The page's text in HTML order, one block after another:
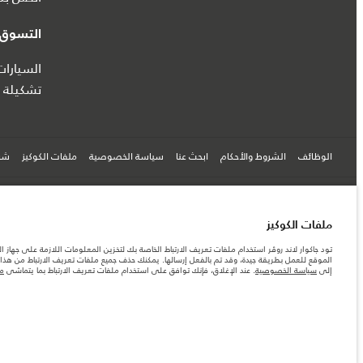
تشكيلة
الوظائف الشروط والأحكام ابحث عنا سياسة الخصوصية ملفات الكوكيز
مصر, أم تي أي أوتو موتيف
المعلومات والمواصفات والأسعار والألوان المذكورة على هذا الموقع قد تختلف من بلد إلى آخر،
الأرقام المقدمة هي نتيجة لاختبارات المصنع الرسمية وفقاً لتشريعات الاتحاد الأوروبي. قد
ملفات الكوكيز
تود جاكوار لاند روڤر استخدام ملفات تعريف الارتباط الخاصة بك لتخزين المعلومات اللازمة على
الموقع للعمل بطريقة جيدة، وقد تم بالفعل إرسالها. يمكنك حذف جميع ملفات تعريف الارتباط من
إلى سياسة الخصوصية. عند الإغلاق، فإنك توافق على استخدام ملفات تعريف الارتباط بما يتماشى